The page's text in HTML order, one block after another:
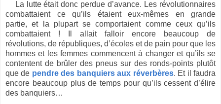
La lutte était donc perdue d’avance. Les révolutionnaires
combattaient ce qu’ils étaient eux-mêmes en grande
partie,et la plupart se comportaient comme ceux qu’ils
combattaient ! Il allait falloir encore beaucoup de
révolutions, de républiques, d’écoles et de pain pour que les
hommes et les femmes commencent à changer et qu’ils se
contentent de brûler des pneus sur des ronds-points plutôt
que de pendre des banquiers aux réverbères. Et il faudra
encore beaucoup plus de temps pour qu’ils cessent d’élire
des banquiers…